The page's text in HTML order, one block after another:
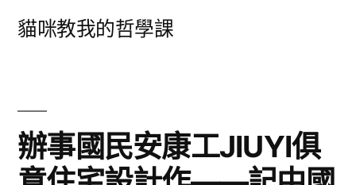
貓咪教我的哲學課
辦事國民安康工JIUYI俱